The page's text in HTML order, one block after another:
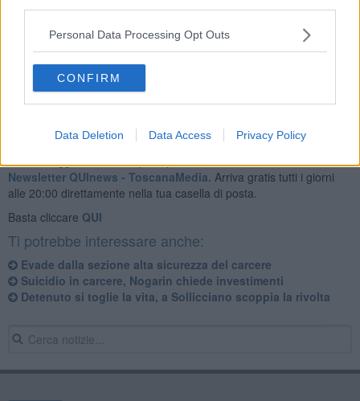
Personal Data Processing Opt Outs
CONFIRM
Data Deletion Data Access Privacy Policy
di suicidio e ricoverato in rianimazione all'ospedale di Livorno.
Newsletter QUInews - ToscanaMedia. Arriva gratis tutti i giorni
alle 20:00 direttamente nella tua casella di posta.
Basta cliccare QUI
Ti potrebbe interessare anche:
Evade dalla sezione alta sicurezza del carcere
Suicidio in carcere, Nogarin chiede investimenti
Detenuto si toglie la vita, a Sollicciano scoppia la rivolta